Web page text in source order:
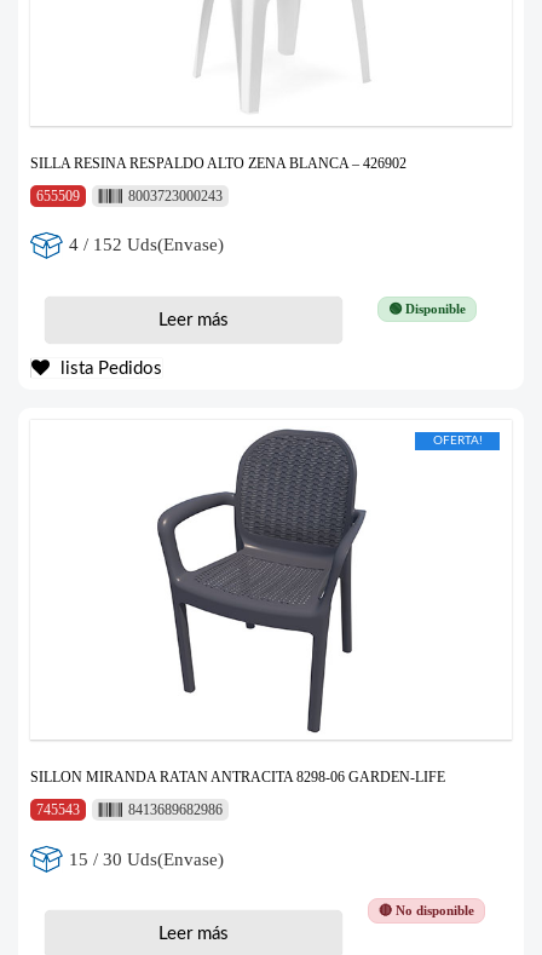
SILLA RESINA RESPALDO ALTO ZENA BLANCA – 426902
655509
8003723000243
4 / 152 Uds(Envase)
🟢 Disponible
Leer más
lista Pedidos
OFERTA!
SILLON MIRANDA RATAN ANTRACITA 8298-06 GARDEN-LIFE
745543
8413689682986
15 / 30 Uds(Envase)
🔴 No disponible
Leer más